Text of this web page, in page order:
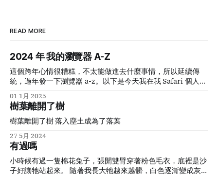
READ MORE
2024 年 我的瀏覽器 A-Z
這個跨年心情很糟糕，不太能做進去什麼事情，所以延續傳
統，過年發一下瀏覽器 a-z。以下是今天我在我 Safari 個人
completion：
01 1月 2025
樹葉離開了樹
樹葉離開了樹 落入塵土成為了落葉
27 5月 2024
有過嗎
小時候有過一隻棉花兔子，張開雙臂穿著粉色毛衣，底裡是沙
子好讓牠站起來。 隨著我長大牠越來越髒，白色逐漸變成灰